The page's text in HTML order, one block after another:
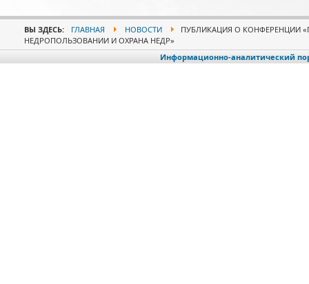
ВЫ ЗДЕСЬ: ГЛАВНАЯ НОВОСТИ
ПУБЛИКАЦИЯ О КОНФЕРЕНЦИИ
НЕДРОПОЛЬЗОВАНИИ И ОХРАНА НЕДР»
Информационно-аналитический